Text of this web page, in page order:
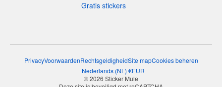
Gratis stickers
PrivacyVoorwaardenRechtsgeldigheidSite mapCookies beheren
Nederlands(NL ) €EUR
© 2026 Sticker Mule